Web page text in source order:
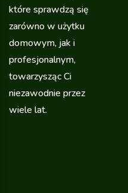
które sprawdzą się
zarówno w użytku
domowym, jak i
profesjonalnym,
towarzysząc Ci
niezawodnie przez
wiele lat.